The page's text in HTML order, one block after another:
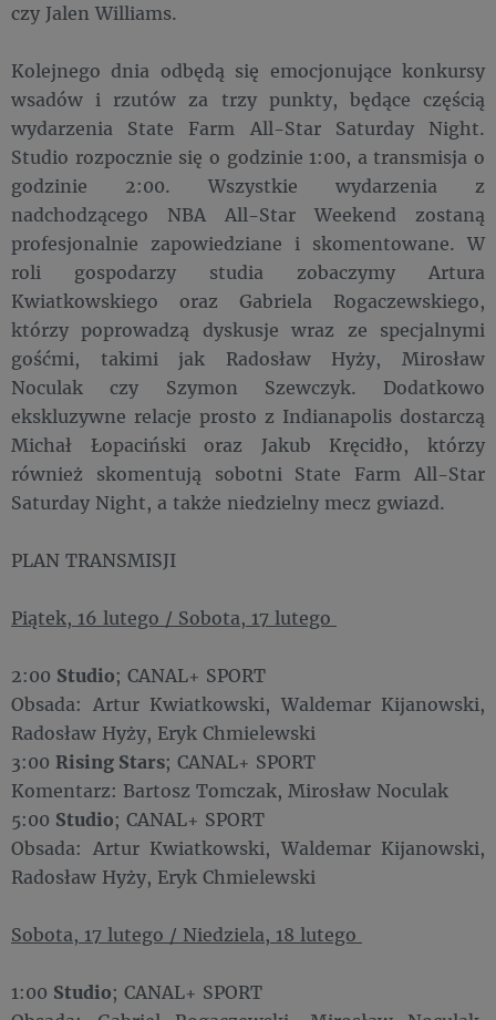
czy Jalen Williams.
Kolejnego dnia odbędą się emocjonujące konkursy
wsadów i rzutów za trzy punkty, będące częścią
wydarzenia State Farm All-Star Saturday Night.
Studio rozpocznie się o godzinie 1:00, a transmisja o
godzinie 2:00. Wszystkie wydarzenia z
nadchodzącego NBA All-Star Weekend zostaną
profesjonalnie zapowiedziane i skomentowane. W
roli gospodarzy studia zobaczymy Artura
Kwiatkowskiego oraz Gabriela Rogaczewskiego,
którzy poprowadzą dyskusje wraz ze specjalnymi
gośćmi, takimi jak Radosław Hyży, Mirosław
Noculak czy Szymon Szewczyk. Dodatkowo
ekskluzywne relacje prosto z Indianapolis dostarczą
Michał Łopaciński oraz Jakub Kręcidło, którzy
również skomentują sobotni State Farm All-Star
Saturday Night, a także niedzielny mecz gwiazd.
PLAN TRANSMISJI
Piątek, 16 lutego / Sobota, 17 lutego
2:00 Studio; CANAL+ SPORT
Obsada: Artur Kwiatkowski, Waldemar Kijanowski,
Radosław Hyży, Eryk Chmielewski
3:00 Rising Stars; CANAL+ SPORT
Komentarz: Bartosz Tomczak, Mirosław Noculak
5:00 Studio; CANAL+ SPORT
Obsada: Artur Kwiatkowski, Waldemar Kijanowski,
Radosław Hyży, Eryk Chmielewski
Sobota, 17 lutego / Niedziela, 18 lutego
1:00 Studio; CANAL+ SPORT